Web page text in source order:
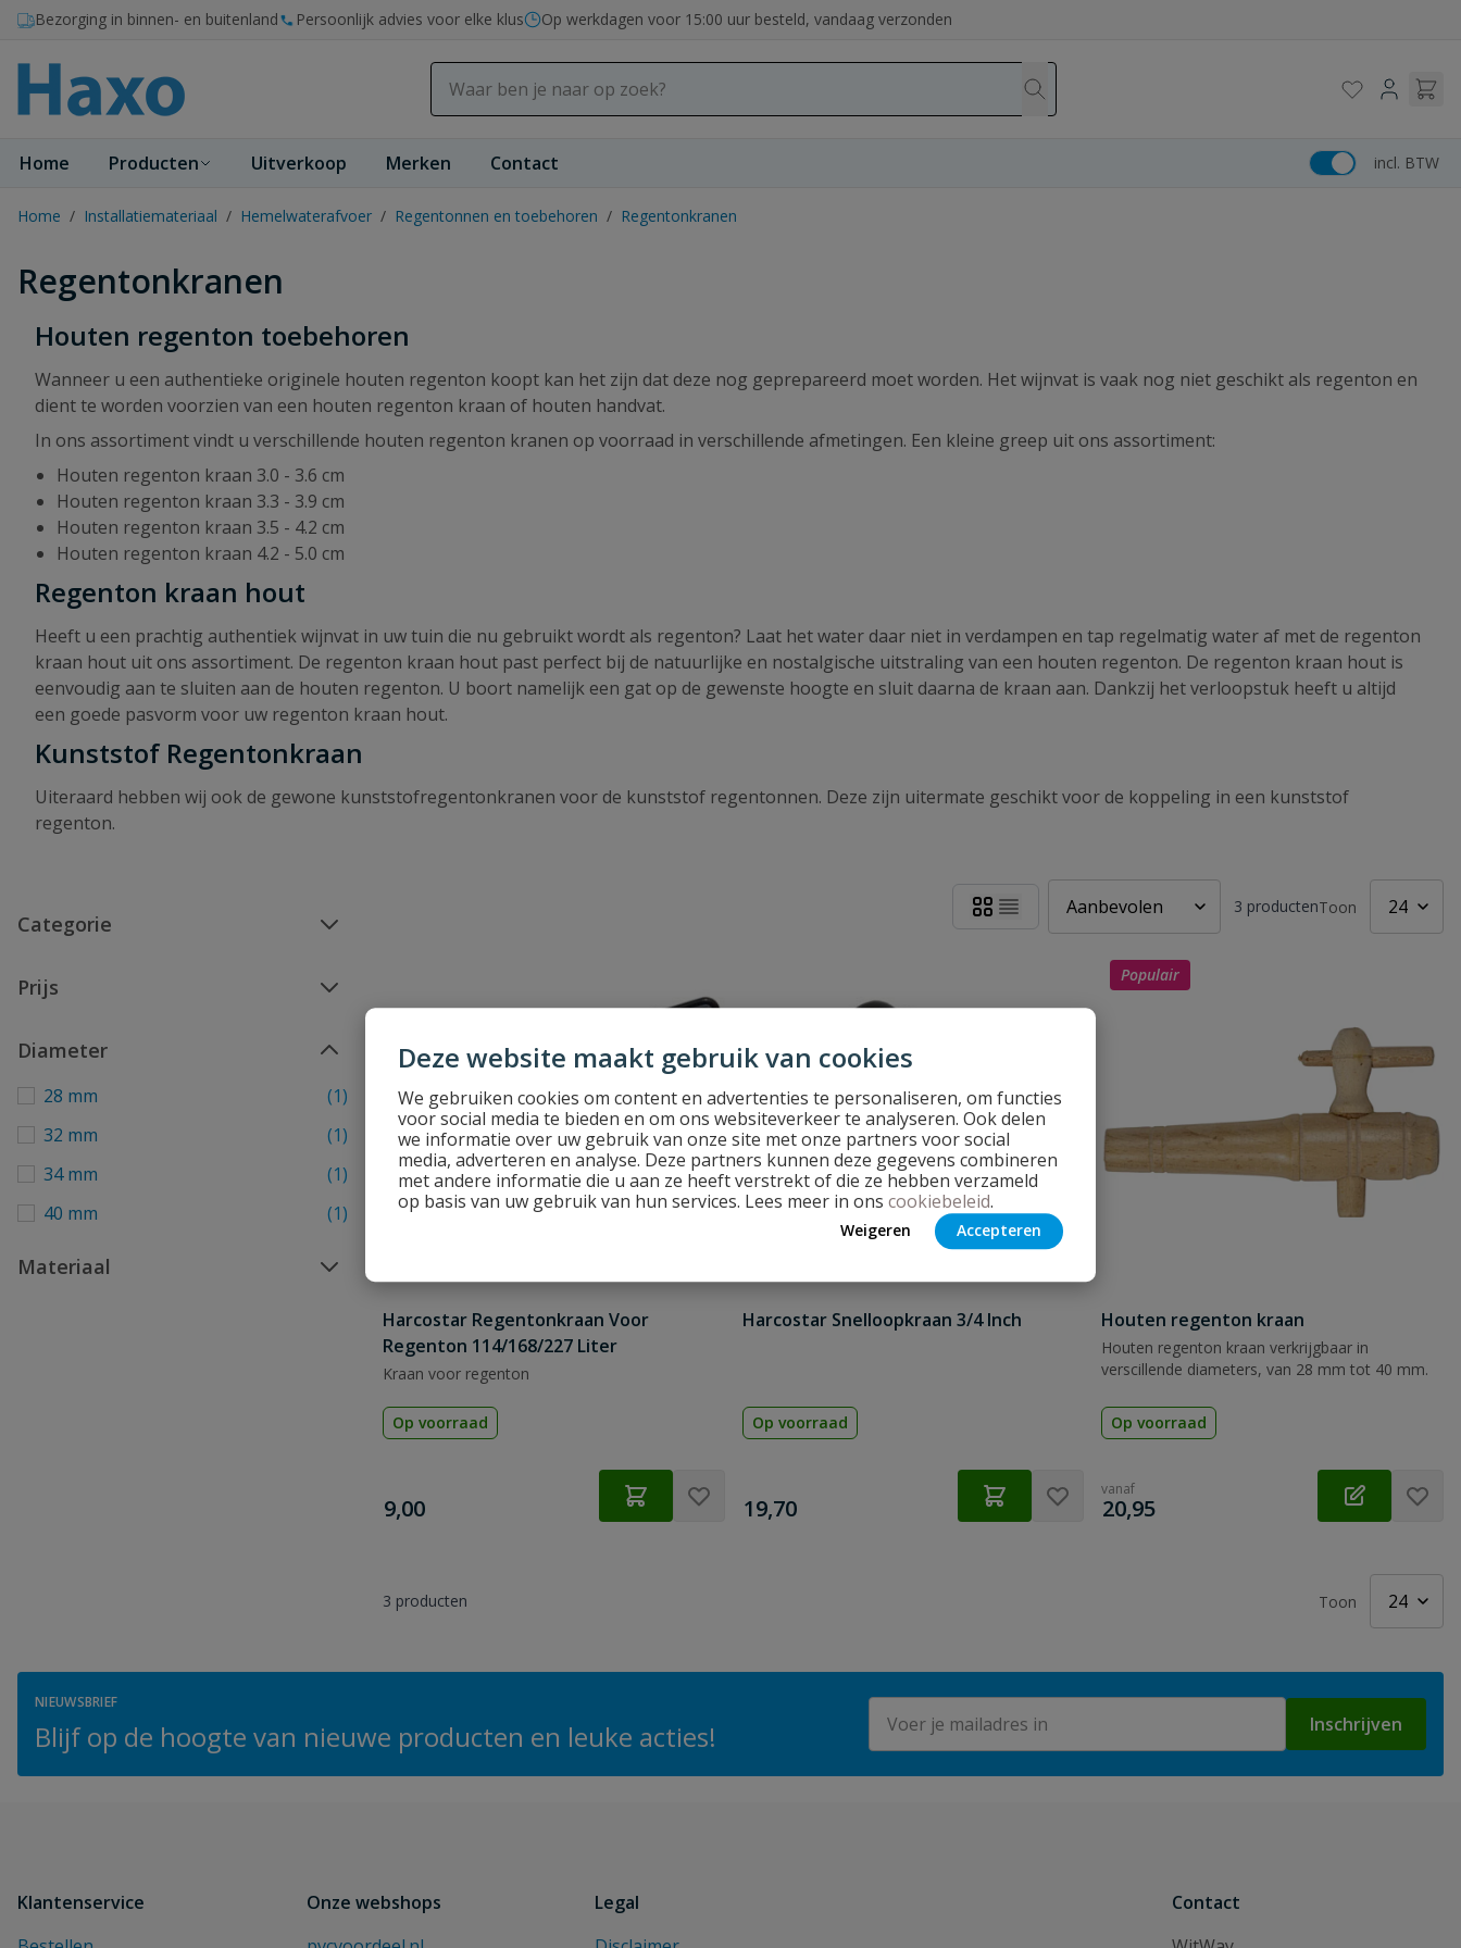
Deze website maakt gebruik van cookies
We gebruiken cookies om content en advertenties te personaliseren, om functies
voor social media te bieden en om ons websiteverkeer te analyseren. Ook delen
we informatie over uw gebruik van onze site met onze partners voor social
media, adverteren en analyse. Deze partners kunnen deze gegevens combineren
met andere informatie die u aan ze heeft verstrekt of die ze hebben verzameld
op basis van uw gebruik van hun services. Lees meer in ons cookiebeleid.
Weigeren Accepteren
Ga naar de inhoud
Bezorging in binnen- en buitenland Persoonlijk advies voor elke klus Op werkdagen voor 15:00 uur besteld, vandaag verzonden
Home Producten Uitverkoop Merken Contact incl. BTW
Home / Installatiemateriaal / Hemelwaterafvoer / Regentonnen en toebehoren / Regentonkranen
Regentonkranen
Houten regenton toebehoren
Wanneer u een authentieke originele houten regenton koopt kan het zijn dat deze nog geprepareerd moet worden. Het wijnvat is vaak nog niet geschikt als regenton en
dient te worden voorzien van een houten regenton kraan of houten handvat.
In ons assortiment vindt u verschillende houten regenton kranen op voorraad in verschillende afmetingen. Een kleine greep uit ons assortiment:
Houten regenton kraan 3.0 - 3.6 cm
Houten regenton kraan 3.3 - 3.9 cm
Houten regenton kraan 3.5 - 4.2 cm
Houten regenton kraan 4.2 - 5.0 cm
Regenton kraan hout
Heeft u een prachtig authentiek wijnvat in uw tuin die nu gebruikt wordt als regenton? Laat het water daar niet in verdampen en tap regelmatig water af met de regenton
kraan hout uit ons assortiment. De regenton kraan hout past perfect bij de natuurlijke en nostalgische uitstraling van een houten regenton. De regenton kraan hout is
eenvoudig aan te sluiten aan de houten regenton. U boort namelijk een gat op de gewenste hoogte en sluit daarna de kraan aan. Dankzij het verloopstuk heeft u altijd
een goede pasvorm voor uw regenton kraan hout.
Kunststof Regentonkraan
Uiteraard hebben wij ook de gewone kunststofregentonkranen voor de kunststof regentonnen. Deze zijn uitermate geschikt voor de koppeling in een kunststof
regenton.
Categorie
Prijs
Diameter
28 mm
(1)
32 mm
(1)
34 mm
(1)
40 mm
(1)
Materiaal
3 productenToon
Harcostar Regentonkraan Voor
Regenton 114/168/227 Liter
Kraan voor regenton
Op voorraad
€
9,00
Harcostar Snelloopkraan 3/4 Inch
Op voorraad
€
19,70
Populair
Houten regenton kraan
Houten regenton kraan verkrijgbaar in
verscillende diameters, van 28 mm tot 40 mm.
Op voorraad
vanaf
€
20,95
3 producten Toon
NIEUWSBRIEF
Blijf op de hoogte van nieuwe producten en leuke acties!
E-mailadres
Inschrijven
Klantenservice
Onze webshops
Legal
Contact